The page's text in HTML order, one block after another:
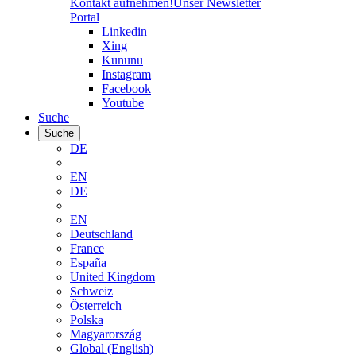
Kontakt aufnehmen!Unser Newsletter
Portal
Linkedin
Xing
Kununu
Instagram
Facebook
Youtube
Suche
Suche
DE
EN
DE
EN
Deutschland
France
España
United Kingdom
Schweiz
Österreich
Polska
Magyarország
Global (English)